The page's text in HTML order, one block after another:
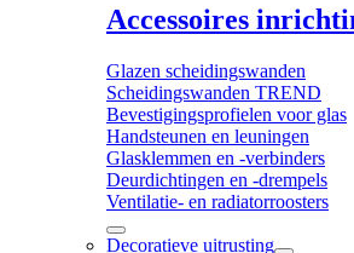
Accessoires
Glazen scheidingswanden
Scheidingswanden TREND
Bevestigingsprofielen voor glas
Handsteunen en leuningen
Glasklemmen en -verbinders
Deurdichtingen en -drempels
Ventilatie- en radiatorroosters
Decoratieve uitrusting